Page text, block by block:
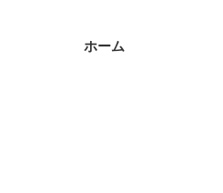
ホーム